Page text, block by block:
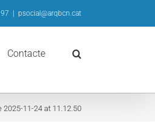
psocial@arqbcn.cat
Contacte
2025-11-24 at 11.12.50